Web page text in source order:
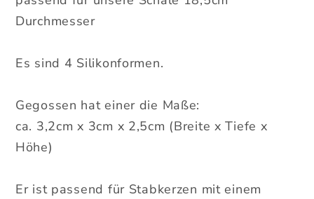
Durchmesser
Es sind 4 Silikonformen.
Gegossen hat einer die Maße:
ca. 3,2cm x 3cm x 2,5cm (Breite x Tiefe x
Höhe)
Er ist passend für Stabkerzen mit einem